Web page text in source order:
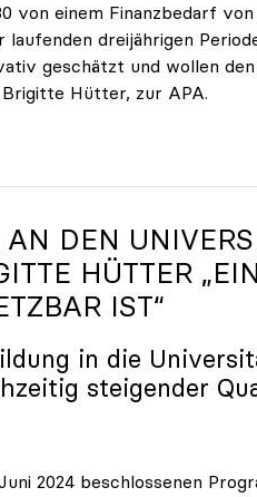
von einem Finanzbedarf
dreijährigen
geschätzt und wollen
Hütter, zur APA.
DEN
HÜTTER
IST“
in die
steigender
2024 beschlossenen